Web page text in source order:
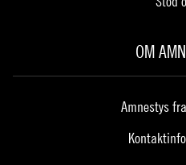
OM
Amnestys